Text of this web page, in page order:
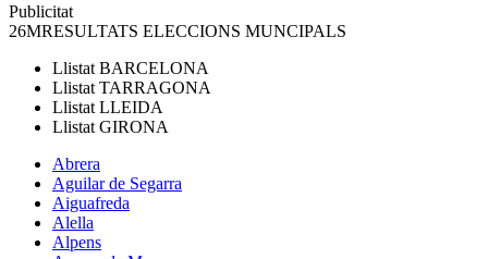
Publicitat
26MRESULTATS ELECCIONS MUNCIPALS
Llistat BARCELONA
Llistat TARRAGONA
Llistat LLEIDA
Llistat GIRONA
Abrera
Aguilar de Segarra
Aiguafreda
Alella
Alpens